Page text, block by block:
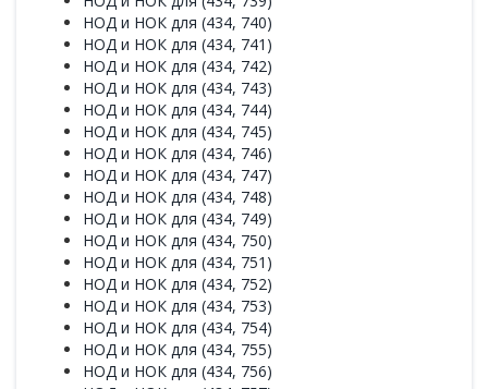
НОД и НОК для (434, 740)
НОД и НОК для (434, 741)
НОД и НОК для (434, 742)
НОД и НОК для (434, 743)
НОД и НОК для (434, 744)
НОД и НОК для (434, 745)
НОД и НОК для (434, 746)
НОД и НОК для (434, 747)
НОД и НОК для (434, 748)
НОД и НОК для (434, 749)
НОД и НОК для (434, 750)
НОД и НОК для (434, 751)
НОД и НОК для (434, 752)
НОД и НОК для (434, 753)
НОД и НОК для (434, 754)
НОД и НОК для (434, 755)
НОД и НОК для (434, 756)